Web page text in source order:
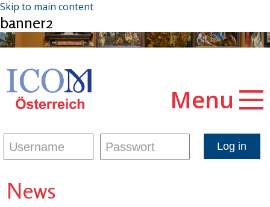
Skip to main content
banner2
Menu
News